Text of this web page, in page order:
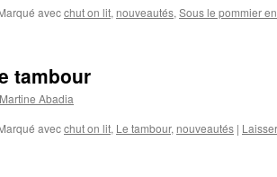
avecchut on lit, nouveautés, Sous le pommier
tambour
Martine Abadia
avecchut on lit, Le tambour, nouveautés |